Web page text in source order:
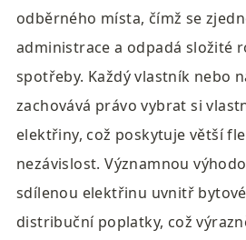
odběrného místa, čímž se
administrace a odpadá složité
spotřeby. Každý vlastník nebo
zachovává právo vybrat si
elektřiny, což poskytuje větší
nezávislost. Významnou
sdílenou elektřinu uvnitř
distribuční poplatky, což